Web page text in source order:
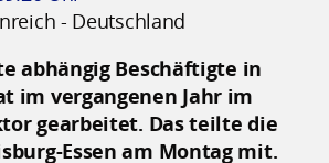
- Deutschland
abhängig Beschäftigte in
im vergangenen Jahr im
gearbeitet. Das teilte die
Essen am Montag mit.